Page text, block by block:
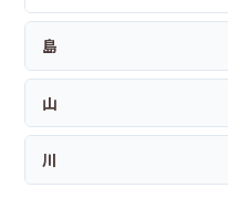
島
山
川